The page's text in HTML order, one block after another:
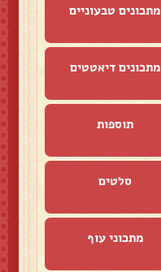
מתכונים טבעוניים
מתכונים דיאטטים
תוספות
סלטים
מתכוני עוף